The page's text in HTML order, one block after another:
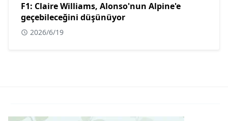
F1: Claire Williams, Alonso'nun Alpine'e
geçebileceğini düşünüyor
2026/6/19